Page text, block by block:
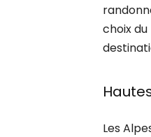
choix
Les